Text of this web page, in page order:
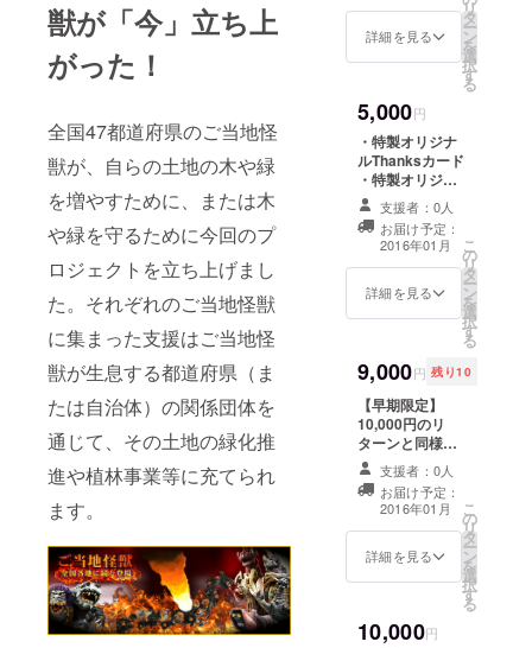
獣が「今」立ち上
がった！
全国47都道府県のご当地怪
獣が、自らの土地の木や緑
を増やすために、または木
や緑を守るために今回のプ
ロジェクトを立ち上げまし
た。それぞれのご当地怪獣
に集まった支援はご当地怪
獣が生息する都道府県（ま
たは自治体）の関係団体を
通じて、その土地の緑化推
進や植林事業等に充てられ
ます。
詳細を見る
リ
タ
ー
ン
を
選
択
す
る
5,000円
・特製オリジナ
ルThanksカード
・特製オリジナ
ルＴシャツ
支援者：0人
お届け予定：
2016年01月
詳細を見る
こ
の
リ
タ
ー
ン
を
選
択
す
る
9,000円 残り10
【早期限定】
10,000円のリ
ターンと同様で
す。 ・特製オリ
ジナルThanks
カード ・特製オ
リジナルカン
バッジ ・特製怪
獣図鑑（全ライ
支援者：0人
お届け予定：
2016年01月
詳細を見る
こ
の
リ
タ
ー
ン
を
選
択
す
る
10,000円